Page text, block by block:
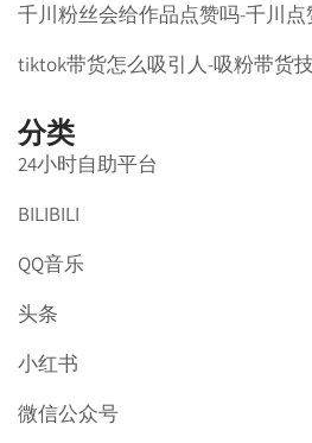
千川粉丝会给作品点赞吗-千川点
tiktok带货怎么吸引人-吸粉带货
分类
24小时自助平台
BILIBILI
QQ音乐
头条
小红书
微信公众号